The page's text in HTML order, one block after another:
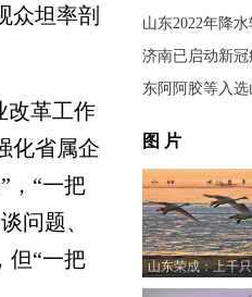
众坦率剖
改革工作
化省属企
，“一把
问题、
但“一把
山东2022年降
济南已启动新
东阿阿胶等入选
图 片
山东荣成：上千
北迁